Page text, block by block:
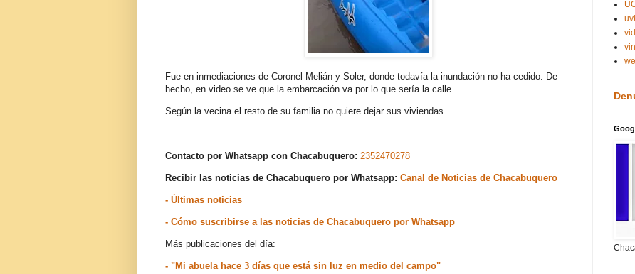
Fue en inmediaciones de Coronel Melián y Soler, donde todavía la inundación no ha cedido. De
hecho, en video se ve que la embarcación va por lo que sería la calle.
Según la vecina el resto de su familia no quiere dejar sus viviendas.
Contacto por Whatsapp con Chacabuquero: 2352470278
Recibir las noticias de Chacabuquero por Whatsapp: Canal de Noticias de Chacabuquero
- Últimas noticias
- Cómo suscribirse a las noticias de Chacabuquero por Whatsapp
Más publicaciones del día:
- "Mi abuela hace 3 días que está sin luz en medio del campo"